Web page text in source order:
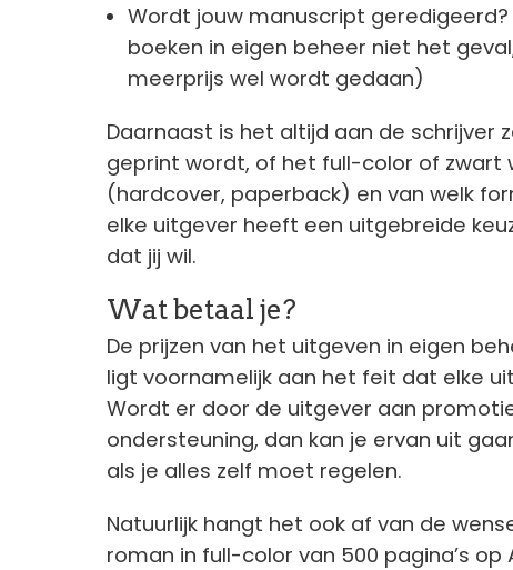
Wordt jouw manuscript
boeken in eigen beheer niet het
meerprijs wel wordt gedaan)
Daarnaast is het altijd aan de schrijver
geprint wordt, of het full-color of zwart
(hardcover, paperback) en van welk
elke uitgever heeft een uitgebreide
dat jij wil.
Wat betaal je?
De prijzen van het uitgeven in eigen
ligt voornamelijk aan het feit dat elke
Wordt er door de uitgever aan
ondersteuning, dan kan je ervan uit
als je alles zelf moet regelen.
Natuurlijk hangt het ook af van de
roman in full-color van 500 pagina’s